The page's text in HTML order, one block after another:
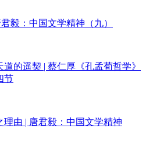
毅：中国文学精神（九）
的遥契 | 蔡仁厚《孔孟荀哲学》
节
由 | 唐君毅：中国文学精神